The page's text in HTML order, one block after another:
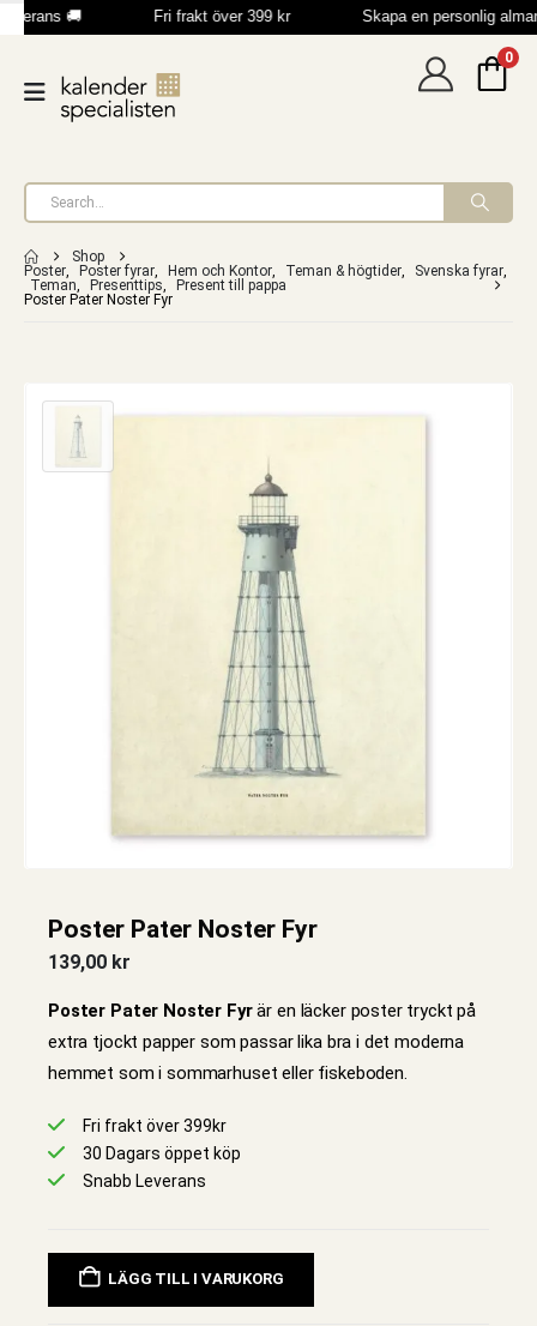
🚚 Fri frakt över 399 kr Skapa en personlig
0
Shop
Poster, Poster fyrar, Hem och Kontor, Teman & högtider, Svenska fyrar,
Teman, Presenttips,
Present till pappa
Poster Pater Noster Fyr
Poster Pater Noster Fyr
139,00 kr
Poster Pater Noster Fyrär en läcker poster tryckt på
extra tjockt papper som passar lika bra i det moderna
hemmet som i sommarhuset eller fiskeboden.
Fri frakt över 399kr
30 Dagars öppet köp
Snabb Leverans
LÄGG TILL I VARUKORG